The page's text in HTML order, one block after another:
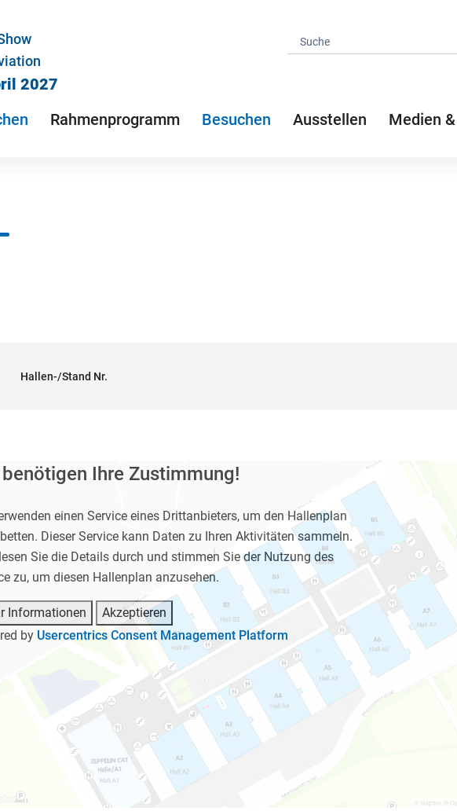
2027
Rahmenprogramm Besuchen Ausstellen Medien
Hallen-/Stand Nr.
Ihre Zustimmung!
einen Service eines Drittanbieters, um den Hallenplan
Dieser Service kann Daten zu Ihren Aktivitäten sammeln.
Sie die Details durch und stimmen Sie der Nutzung des
zu, um diesen Hallenplan anzusehen.
Informationen
Akzeptieren
by Usercentrics Consent Management Platform